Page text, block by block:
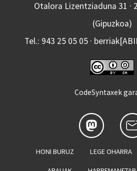
Otalora Lizentziaduna 31 ·
(Gipuzkoa)
Tel.: 943 25 05 05 ·
CodeSyntaxek
HONI BURUZ LEGE OHARRA